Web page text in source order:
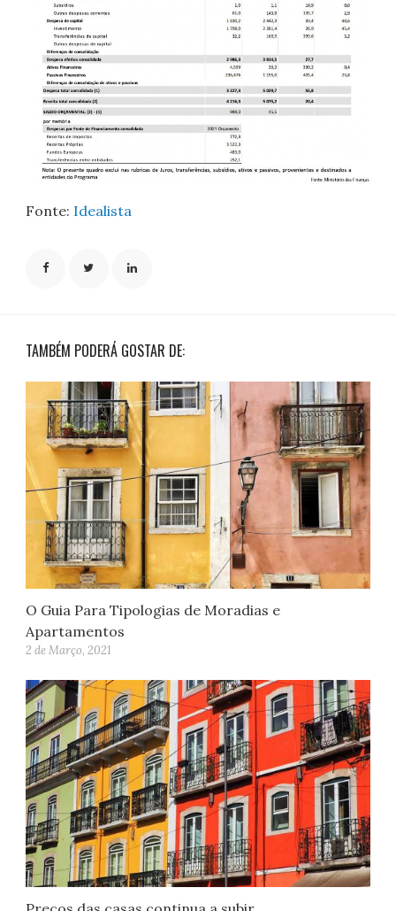
Fonte: Idealista
TAMBÉM PODERÁ GOSTAR DE:
O Guia Para Tipologias de Moradias e
Apartamentos
2 de Março, 2021